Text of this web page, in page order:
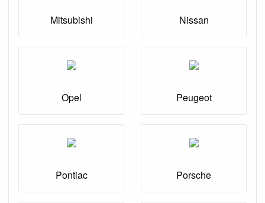
Mitsubishi Nissan
Opel Peugeot
Pontiac Porsche